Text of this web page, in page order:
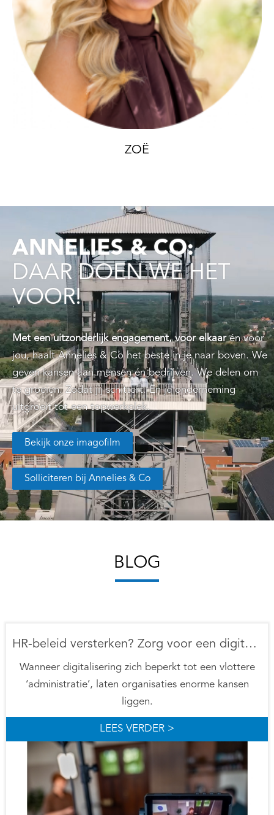
ZOË
ANNELIES & CO:
DAAR DOEN WE HET
VOOR!
Met een uitzonderlijk engagement, voor elkaarén voor
jou, haalt Annelies & Co het beste in je naar boven. We
geven kansen aan mensen én bedrijven. We delen om
te groeien. Zodat jij schittert. En je onderneming
uitgroeit tot een topwerkplek.
Bekijk onze imagofilm
Solliciteren bij Annelies & Co
BLOG
HR-beleid versterken? Zorg voor een digitale mindset.
Wanneer digitalisering zich beperkt tot een vlottere
‘administratie’, laten organisaties enorme kansen
liggen.
LEES VERDER >